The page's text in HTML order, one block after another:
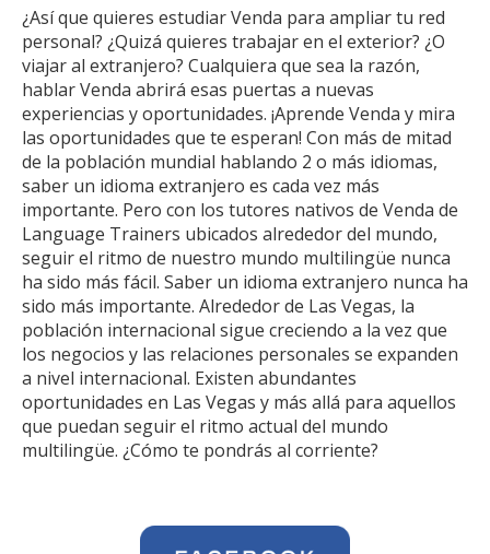
¿Así que quieres estudiar Venda para ampliar tu red
personal? ¿Quizá quieres trabajar en el exterior? ¿O
viajar al extranjero? Cualquiera que sea la razón,
hablar Venda abrirá esas puertas a nuevas
experiencias y oportunidades. ¡Aprende Venda y mira
las oportunidades que te esperan! Con más de mitad
de la población mundial hablando 2 o más idiomas,
saber un idioma extranjero es cada vez más
importante. Pero con los tutores nativos de Venda de
Language Trainers ubicados alrededor del mundo,
seguir el ritmo de nuestro mundo multilingüe nunca
ha sido más fácil. Saber un idioma extranjero nunca ha
sido más importante. Alrededor de Las Vegas, la
población internacional sigue creciendo a la vez que
los negocios y las relaciones personales se expanden
a nivel internacional. Existen abundantes
oportunidades en Las Vegas y más allá para aquellos
que puedan seguir el ritmo actual del mundo
multilingüe. ¿Cómo te pondrás al corriente?